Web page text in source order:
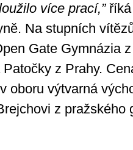
více prací,”říká
Na stupních
Gate Gymnázia
z Prahy.
oboru výtvarná
z pražského